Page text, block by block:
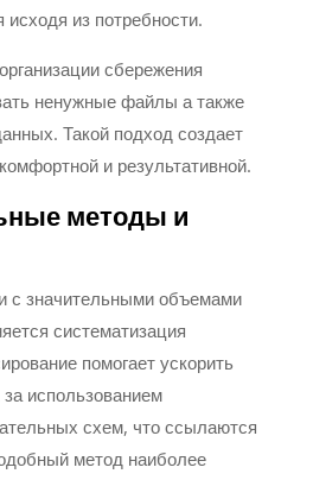
из потребности.
сбережения
ненужные файлы а также
Такой подход создает
и результативной.
методы и
с значительными объемами
систематизация
помогает ускорить
использованием
схем, что ссылаются
метод наиболее